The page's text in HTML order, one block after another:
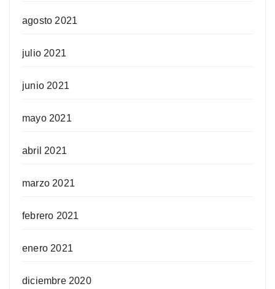
agosto 2021
julio 2021
junio 2021
mayo 2021
abril 2021
marzo 2021
febrero 2021
enero 2021
diciembre 2020